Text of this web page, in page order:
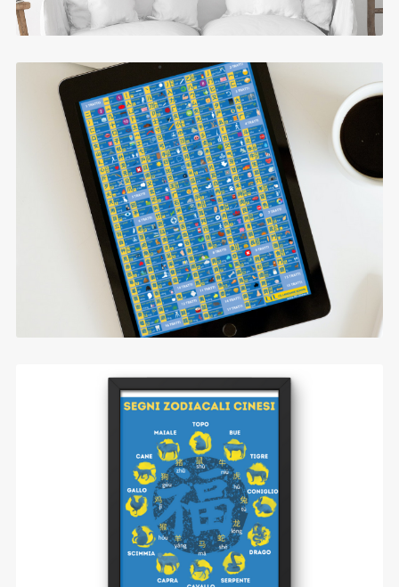
Radicali Cinesi (tutti e 214)
$0.99
Gli Animali dello Zodiaco Cinese
$0.99